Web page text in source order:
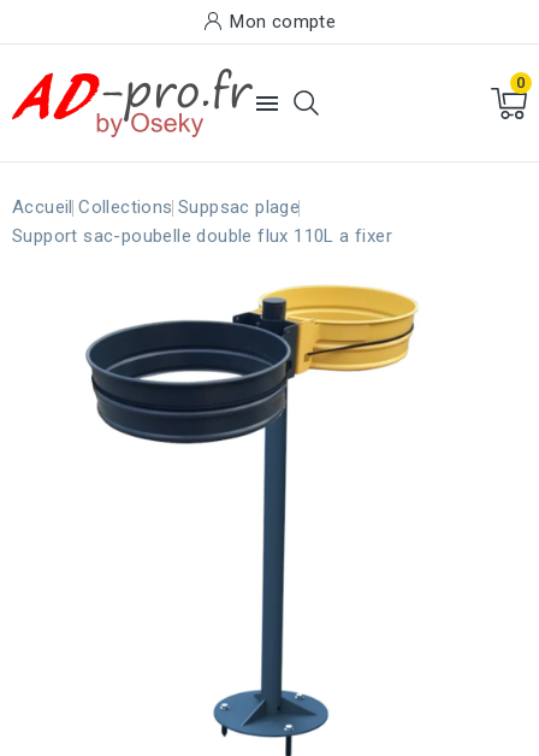
Mon compte

0
Accueil Collections Suppsac plage
Support sac-poubelle double flux 110L a fixer